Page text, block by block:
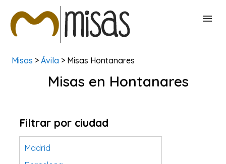
BUSCAR MISAS
Misas > Ávila > Misas Hontanares
Misas en Hontanares
Filtrar por ciudad
Madrid